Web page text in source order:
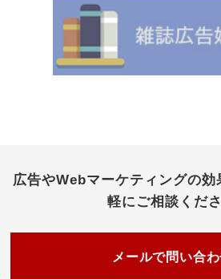
広告やWebマーケティングの効
軽にご相談くださ
メールで問い合